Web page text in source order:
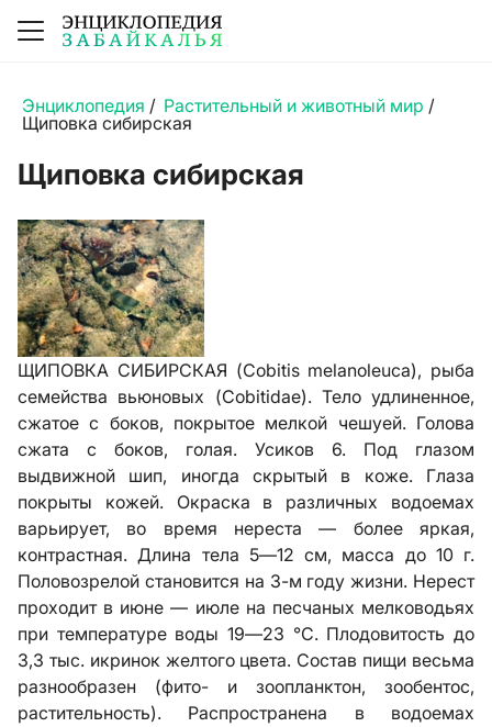
Энциклопедия / Растительный и животный мир /
Щиповка сибирская
Щиповка сибирская
ЩИПОВКА СИБИРСКАЯ (Cobitis melanoleuca), рыба
семейства вьюновых (Cobitidae). Тело удлиненное,
сжатое с боков, покрытое мелкой чешуей. Голова
сжата с боков, голая. Усиков 6. Под глазом
выдвижной шип, иногда скрытый в коже. Глаза
покрыты кожей. Окраска в различных водоемах
варьирует, во время нереста — более яркая,
контрастная. Длина тела 5—12 см, масса до 10 г.
Половозрелой становится на 3-м году жизни. Нерест
проходит в июне — июле на песчаных мелководьях
при температуре воды 19—23 °С. Плодовитость до
3,3 тыс. икринок желтого цвета. Состав пищи весьма
разнообразен (фито- и зоопланктон, зообентос,
растительность). Распространена в водоемах